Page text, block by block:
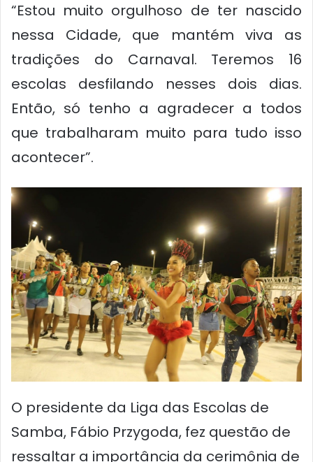
“Estou muito orgulhoso de ter nascido
nessa Cidade, que mantém viva as
tradições do Carnaval. Teremos 16
escolas desfilando nesses dois dias.
Então, só tenho a agradecer a todos
que trabalharam muito para tudo isso
acontecer”.
O presidente da Liga das Escolas de
Samba, Fábio Przygoda, fez questão de
ressaltar a importância da cerimônia de